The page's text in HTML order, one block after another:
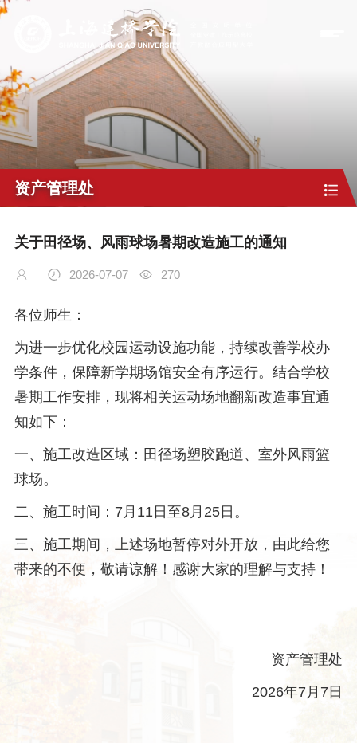
资产管理处
关于田径场、风雨球场暑期改造施工的通知
2026-07-07 270
各位师生：
为进一步优化校园运动设施功能，持续改善学校办
学条件，保障新学期场馆安全有序运行。结合学校
暑期工作安排，现将相关运动场地翻新改造事宜通
知如下：
一、施工改造区域：田径场塑胶跑道、室外风雨篮
球场。
二、施工时间：7月11日至8月25日。
三、施工期间，上述场地暂停对外开放，由此给您
带来的不便，敬请谅解！感谢大家的理解与支持！
资产管理处
2026年7月7日